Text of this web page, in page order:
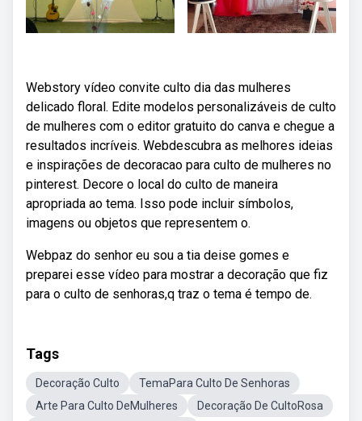
Webstory vídeo convite culto dia das mulheres
delicado floral. Edite modelos personalizáveis de culto
de mulheres com o editor gratuito do canva e chegue a
resultados incríveis. Webdescubra as melhores ideias
e inspirações de decoracao para culto de mulheres no
pinterest. Decore o local do culto de maneira
apropriada ao tema. Isso pode incluir símbolos,
imagens ou objetos que representem o.
Webpaz do senhor eu sou a tia deise gomes e
preparei esse vídeo para mostrar a decoração que fiz
para o culto de senhoras,q traz o tema é tempo de.
Tags
Decoração Culto
TemaPara Culto De Senhoras
Arte Para Culto DeMulheres
Decoração De CultoRosa